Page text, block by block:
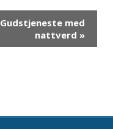
Gudstjeneste med
nattverd »